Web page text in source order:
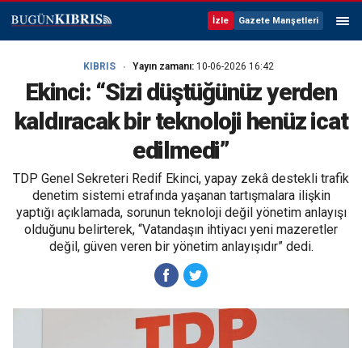
İzle Gazete Manşetleri
KIBRIS Yayın zamanı: 10-06-2026 16:42
Ekinci: “Sizi düştüğünüz yerden
kaldıracak bir teknoloji henüz icat
edilmedi”
TDP Genel Sekreteri Redif Ekinci, yapay zekâ destekli trafik
denetim sistemi etrafında yaşanan tartışmalara ilişkin
yaptığı açıklamada, sorunun teknoloji değil yönetim anlayışı
olduğunu belirterek, “Vatandaşın ihtiyacı yeni mazeretler
değil, güven veren bir yönetim anlayışıdır” dedi.